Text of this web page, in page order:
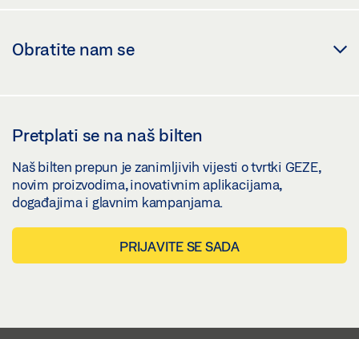
Obratite nam se
Pretplati se na naš bilten
Naš bilten prepun je zanimljivih vijesti o tvrtki GEZE,
novim proizvodima, inovativnim aplikacijama,
događajima i glavnim kampanjama.
PRIJAVITE SE SADA